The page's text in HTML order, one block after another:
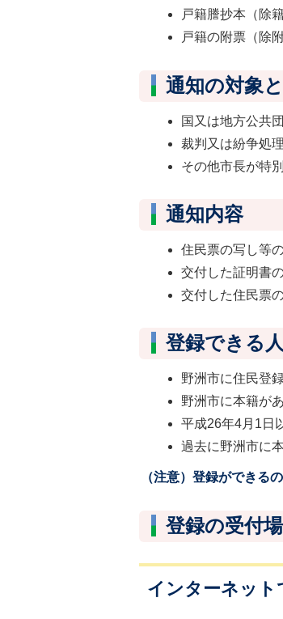
戸籍謄抄本（除
戸籍の附票（除
通知の対象
国又は地方公共
裁判又は紛争処
その他市長が特
通知内容
住民票の写し等
交付した証明書
交付した住民票
登録できる人
野洲市に住民登
野洲市に本籍が
平成26年4月1日
過去に野洲市に
（注意）登録ができる
登録の受付
インターネット